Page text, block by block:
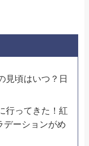
見頃はいつ？日
行ってきた！紅
デーションがめ